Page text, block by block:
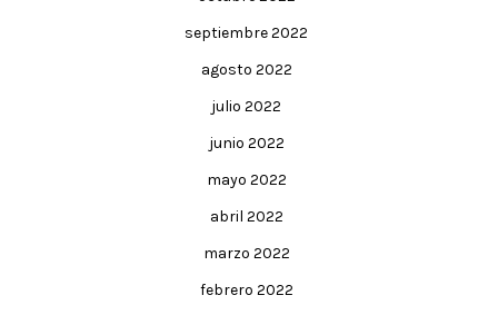
septiembre 2022
agosto 2022
julio 2022
junio 2022
mayo 2022
abril 2022
marzo 2022
febrero 2022